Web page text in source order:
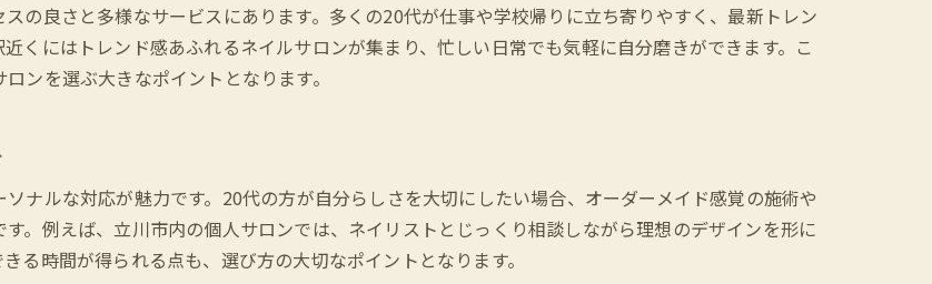
ジェルネイルで自分らしさを表現しよう
パラジェル対応店で選ぶネイルサロン探し
口コミから見えるネイルサロンの選び方
安いネイルサロンでも安心できる理由とは
ジェルネイル・パラジェル初体験の流れを解説
立川のネイルサロンでのおすすめ予約方法
の良さと多様なサービスにあります。多くの20代が仕事や学校帰りに立ち寄りやすく、最新トレン
くにはトレンド感あふれるネイルサロンが集まり、忙しい日常でも気軽に自分磨きができます。こ
ンを選ぶ大きなポイントとなります。
ナルな対応が魅力です。20代の方が自分らしさを大切にしたい場合、オーダーメイド感覚の施術や
。例えば、立川市内の個人サロンでは、ネイリストとじっくり相談しながら理想のデザインを形に
る時間が得られる点も、選び方の大切なポイントとなります。